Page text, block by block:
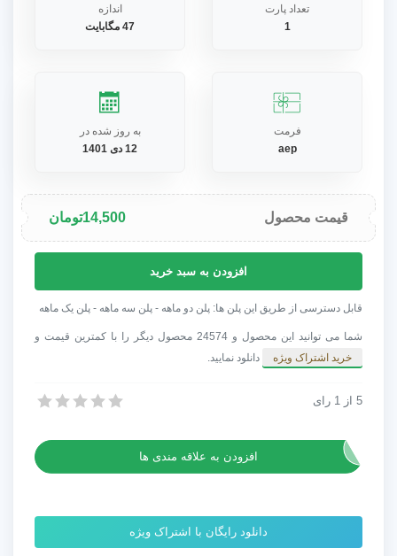
تعداد پارت
1
اندازه
47 مگابایت
فرمت
aep
به روز شده در
12 دی 1401
قیمت محصول 14,500تومان
افترافکت
اوپنر
قدیمی
افزودن به سبد خرید
قابل دسترسی از طریق این پلن ها: پلن دو ماهه - پلن سه ماهه - پلن یک ماهه
شما می توانید این محصول و 24574 محصول دیگر را با کمترین قیمت و
خرید اشتراک ویژه
دانلود نمایید.
پروژه افترافکت اوپنر مستند حماسه قدیمی
5 از 1 رای
افزودن به علاقه مندی ها
دانلود رایگان با اشتراک ویژه